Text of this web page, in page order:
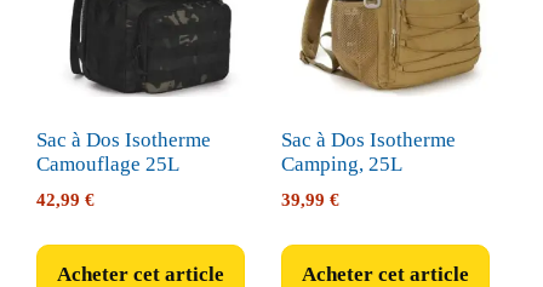
Sac à Dos Isotherme
Camouflage 25L
42,99 €
Acheter cet article
Sac à Dos Isotherme
Camping, 25L
39,99 €
Acheter cet article